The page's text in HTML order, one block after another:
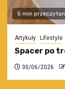
5 min
Artykuły Lifestyle
Spacer po
30/06/2026